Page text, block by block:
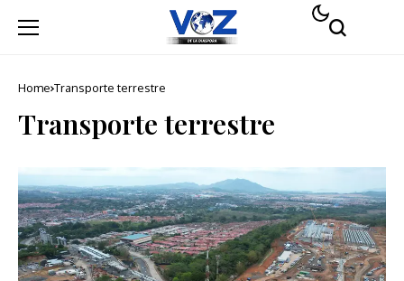
Home Transporte terrestre
Transporte terrestre